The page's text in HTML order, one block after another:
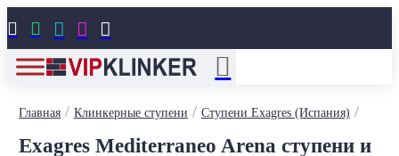
    
Главная/ Клинкерные ступени / Ступени Exagres (Испания) /
Exagres Mediterraneo Arena ступени и